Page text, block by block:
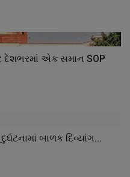
દેશભરમાં એક સમાન SOP
બાળક દિવ્યાંગ...